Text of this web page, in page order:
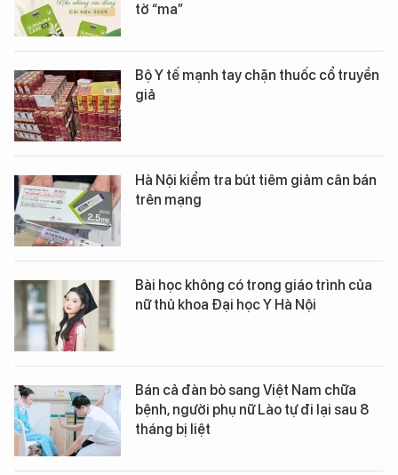
tờ “ma”
Bộ Y tế mạnh tay chặn thuốc cổ truyền
giả
Hà Nội kiểm tra bút tiêm giảm cân bán
trên mạng
Bài học không có trong giáo trình của
nữ thủ khoa Đại học Y Hà Nội
Bán cả đàn bò sang Việt Nam chữa
bệnh, người phụ nữ Lào tự đi lại sau 8
tháng bị liệt